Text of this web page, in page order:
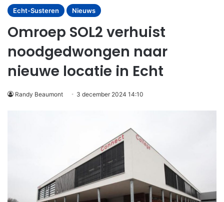
Echt-Susteren Nieuws
Omroep SOL2 verhuist
noodgedwongen naar
nieuwe locatie in Echt
Randy Beaumont 3 december 2024 14:10